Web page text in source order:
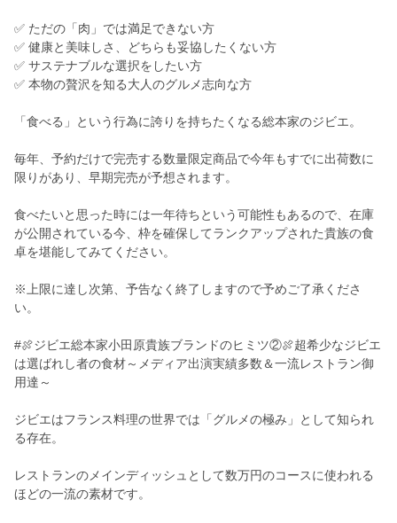
✅ ただの「肉」では満足できない方
✅ 健康と美味しさ、どちらも妥協したくない方
✅ サステナブルな選択をしたい方
✅ 本物の贅沢を知る大人のグルメ志向な方
「食べる」という行為に誇りを持ちたくなる総本家のジビエ。
毎年、予約だけで完売する数量限定商品で今年もすでに出荷数に
限りがあり、早期完売が予想されます。
食べたいと思った時には一年待ちという可能性もあるので、在庫
が公開されている今、枠を確保してランクアップされた貴族の食
卓を堪能してみてください。
※上限に達し次第、予告なく終了しますので予めご了承くださ
い。
#🍖ジビエ総本家小田原貴族ブランドのヒミツ②🍖超希少なジビエ
は選ばれし者の食材～メディア出演実績多数＆一流レストラン御
用達～
ジビエはフランス料理の世界では「グルメの極み」として知られ
る存在。
レストランのメインディッシュとして数万円のコースに使われる
ほどの一流の素材です。